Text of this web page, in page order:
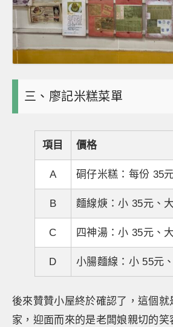
三、廖記米糕菜單
項目 價格
A 硐仔米糕：每份 35
B 麵線焿：小 35元、
C 四神湯：小 35元、
D 小腸麵線：小 55元
後來贊贊小屋終於確認了，這個就
家，迎面而來的是老闆娘親切的